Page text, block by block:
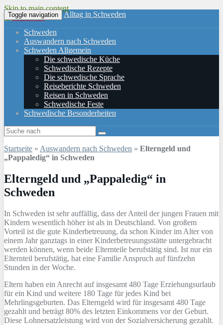
Skip to main content
Toggle navigation Alltag in Schweden
Schweden
Auswandern nach Schweden
Schweden Allgemein
Die schwedische Küche
Schwedische Rezepte
Die schwedische Sprache
Reiseberichte Schweden
Reisen in Schweden
Schwedische Feste
Schwedische Besonderheiten
Startseite » Auswandern nach Schweden » Elterngeld und
„Pappaledig“ in Schweden
Elterngeld und „Pappaledig“ in
Schweden
In Schweden ist sehr auffällig, dass der Anteil der jungen Frauen mit
Kindern wesentlich höher ist als in Deutschland. Von großem
Vorteil ist die gute Kinderbetreuung, da schon Kinder im Alter von
einem Jahr ganztags in einer Kinderbetreuungsstätte untergebracht
werden können, wenn beide Elternteile berufstätig sind. Ist nur ein
Elternteil berufstätig, hat eine Familie Anspruch auf fünfzehn
Stunden in der Woche.
Eltern haben ein Anrecht auf insgesamt 480 Tage Erziehungsurlaub
für ein Kind und weitere 180 Tage für jedes Kind bei
Mehrlingsgeburten. Das Elterngeld wird für insgesamt 480 Tage
gezahlt und beträgt 80% des letzten Einkommens vor der Geburt.
Diese Lohnersatzleistung wird von der Sozialversicherung gezahlt.